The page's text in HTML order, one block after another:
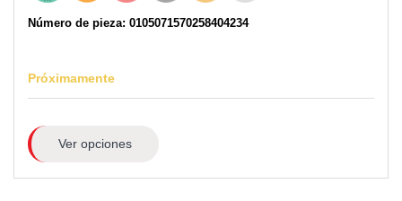
Número de pieza: 0105071570258404234
Próximamente
Ver opciones